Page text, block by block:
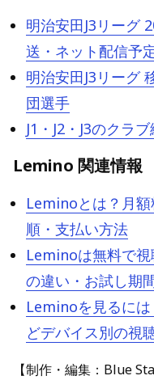
明治安田J3リーグ
送・ネット配信予
明治安田J3リーグ
団選手
J1・J2・J3のクラ
Lemino 関連情報
Leminoとは？月
順・支払い方法
Leminoは無料で
の違い・お試し期
Leminoを見るに
どデバイス別の視
【制作・編集：Blue